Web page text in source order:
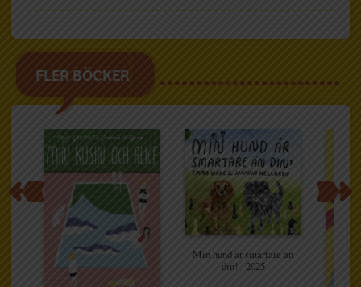
FLER BÖCKER
Min hund är smartare än
din! - 2025